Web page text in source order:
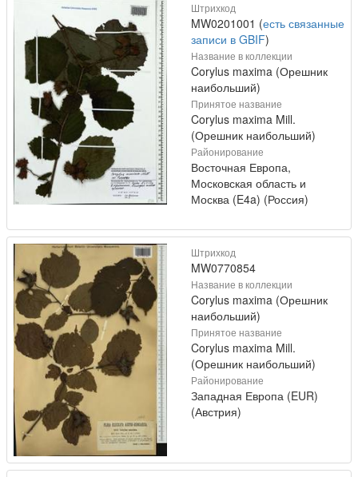
Штрихкод
MW0201001 (есть связанные
записи в GBIF)
Название в коллекции
Corylus maxima (Орешник
наибольший)
Принятое название
Corylus maxima Mill.
(Орешник наибольший)
Районирование
Восточная Европа,
Московская область и
Москва (E4a) (Россия)
Штрихкод
MW0770854
Название в коллекции
Corylus maxima (Орешник
наибольший)
Принятое название
Corylus maxima Mill.
(Орешник наибольший)
Районирование
Западная Европа (EUR)
(Австрия)